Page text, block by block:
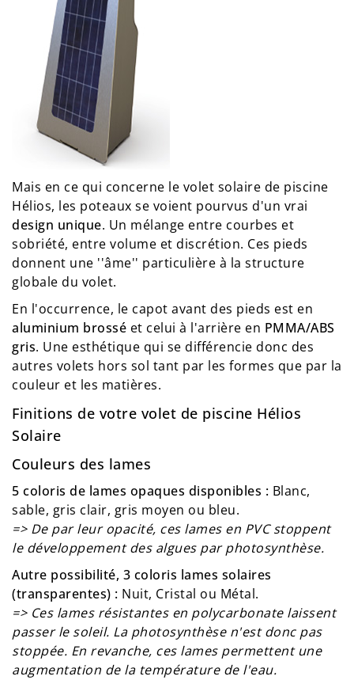
Mais en ce qui concerne le volet solaire de piscine
Hélios, les poteaux se voient pourvus d'un vrai
design unique. Un mélange entre courbes et
sobriété, entre volume et discrétion. Ces pieds
donnent une ''âme'' particulière à la structure
globale du volet.
En l'occurrence, le capot avant des pieds est en
aluminium brossé et celui à l'arrière en PMMA/ABS
gris. Une esthétique qui se différencie donc des
autres volets hors sol tant par les formes que par la
couleur et les matières.
Finitions de votre volet de piscine Hélios
Solaire
Couleurs des lames
5 coloris de lames opaques disponibles : Blanc,
sable, gris clair, gris moyen ou bleu.
=> De par leur opacité, ces lames en PVC stoppent
le développement des algues par photosynthèse.
Autre possibilité, 3 coloris lames solaires
(transparentes) : Nuit, Cristal ou Métal.
=> Ces lames résistantes en polycarbonate laissent
passer le soleil. La photosynthèse n'est donc pas
stoppée. En revanche, ces lames permettent une
augmentation de la température de l'eau.